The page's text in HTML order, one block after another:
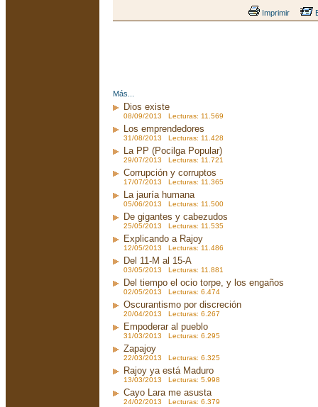
Imprimir
Más...
Dios existe
08/09/2013 Lecturas: 11.569
Los emprendedores
31/08/2013 Lecturas: 11.428
La PP (Pocilga Popular)
29/07/2013 Lecturas: 11.721
Corrupción y corruptos
17/07/2013 Lecturas: 11.365
La jauría humana
05/06/2013 Lecturas: 11.500
De gigantes y cabezudos
25/05/2013 Lecturas: 11.535
Explicando a Rajoy
12/05/2013 Lecturas: 11.486
Del 11-M al 15-A
03/05/2013 Lecturas: 11.881
Del tiempo el ocio torpe, y los engaños
02/05/2013 Lecturas: 6.474
Oscurantismo por discreción
20/04/2013 Lecturas: 6.267
Empoderar al pueblo
31/03/2013 Lecturas: 6.295
Zapajoy
22/03/2013 Lecturas: 6.325
Rajoy ya está Maduro
13/03/2013 Lecturas: 5.998
Cayo Lara me asusta
24/02/2013 Lecturas: 6.379